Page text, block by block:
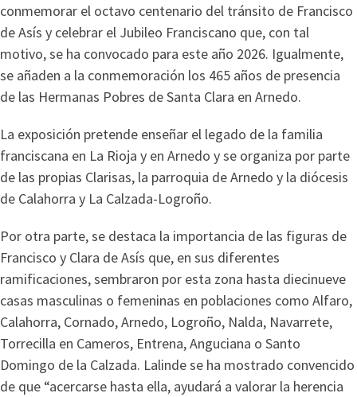
conmemorar el octavo centenario del tránsito de Francisco
de Asís y celebrar el Jubileo Franciscano que, con tal
motivo, se ha convocado para este año 2026. Igualmente,
se añaden a la conmemoración los 465 años de presencia
de las Hermanas Pobres de Santa Clara en Arnedo.
La exposición pretende enseñar el legado de la familia
franciscana en La Rioja y en Arnedo y se organiza por parte
de las propias Clarisas, la parroquia de Arnedo y la diócesis
de Calahorra y La Calzada-Logroño.
Por otra parte, se destaca la importancia de las figuras de
Francisco y Clara de Asís que, en sus diferentes
ramificaciones, sembraron por esta zona hasta diecinueve
casas masculinas o femeninas en poblaciones como Alfaro,
Calahorra, Cornado, Arnedo, Logroño, Nalda, Navarrete,
Torrecilla en Cameros, Entrena, Anguciana o Santo
Domingo de la Calzada. Lalinde se ha mostrado convencido
de que “acercarse hasta ella, ayudará a valorar la herencia